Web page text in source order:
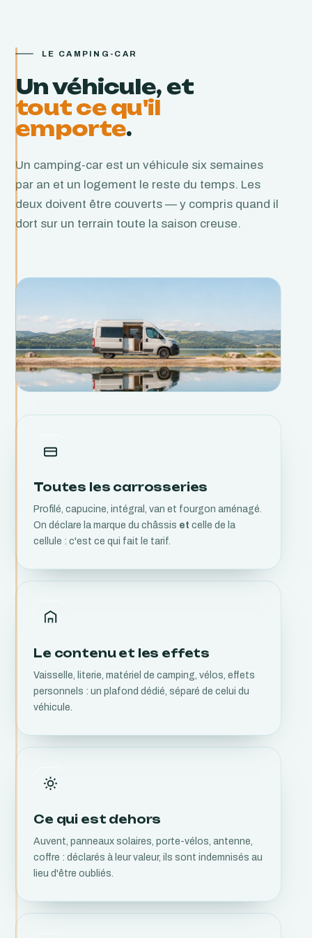
LE CAMPING-CAR
Un véhicule, et
tout ce qu'il
emporte.
Un camping-car est un véhicule six semaines
par an et un logement le reste du temps. Les
deux doivent être couverts — y compris quand il
dort sur un terrain toute la saison creuse.
Toutes les carrosseries
Profilé, capucine, intégral, van et fourgon aménagé.
On déclare la marque du châssis et celle de la
cellule : c'est ce qui fait le tarif.
Le contenu et les effets
Vaisselle, literie, matériel de camping, vélos, effets
personnels : un plafond dédié, séparé de celui du
véhicule.
Ce qui est dehors
Auvent, panneaux solaires, porte-vélos, antenne,
coffre : déclarés à leur valeur, ils sont indemnisés au
lieu d'être oubliés.